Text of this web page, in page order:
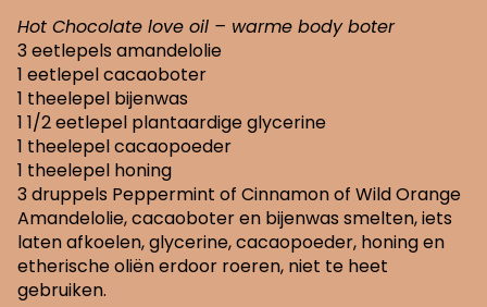
Hot Chocolate love oil – warme body boter
3 eetlepels amandelolie
1 eetlepel cacaoboter
1 theelepel bijenwas
1 1/2 eetlepel plantaardige glycerine
1 theelepel cacaopoeder
1 theelepel honing
3 druppels Peppermint of Cinnamon of Wild Orange
Amandelolie, cacaoboter en bijenwas smelten, iets
laten afkoelen, glycerine, cacaopoeder, honing en
etherische oliën erdoor roeren, niet te heet
gebruiken.